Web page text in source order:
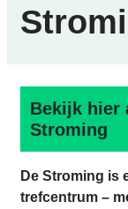
Bekijk hier
Stroming
De Stroming is
trefcentrum –